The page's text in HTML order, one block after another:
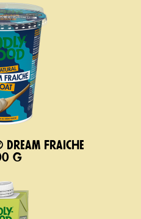
Fraiche
g